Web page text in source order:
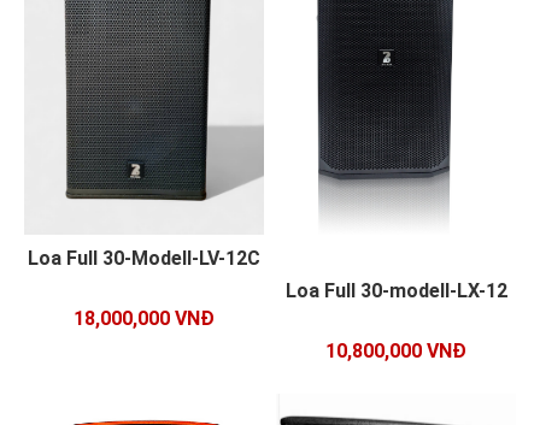
Loa Full 30-Modell-LV-12C
18,000,000 VNĐ
Loa Full 30-modell-LX-12
10,800,000 VNĐ